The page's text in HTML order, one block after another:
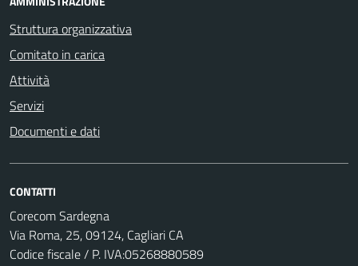
Struttura organizzativa
Comitato in carica
Attività
Servizi
Documenti e dati
CONTATTI
Corecom Sardegna
Via Roma, 25, 09124, Cagliari CA
Codice fiscale / P. IVA:05268880589